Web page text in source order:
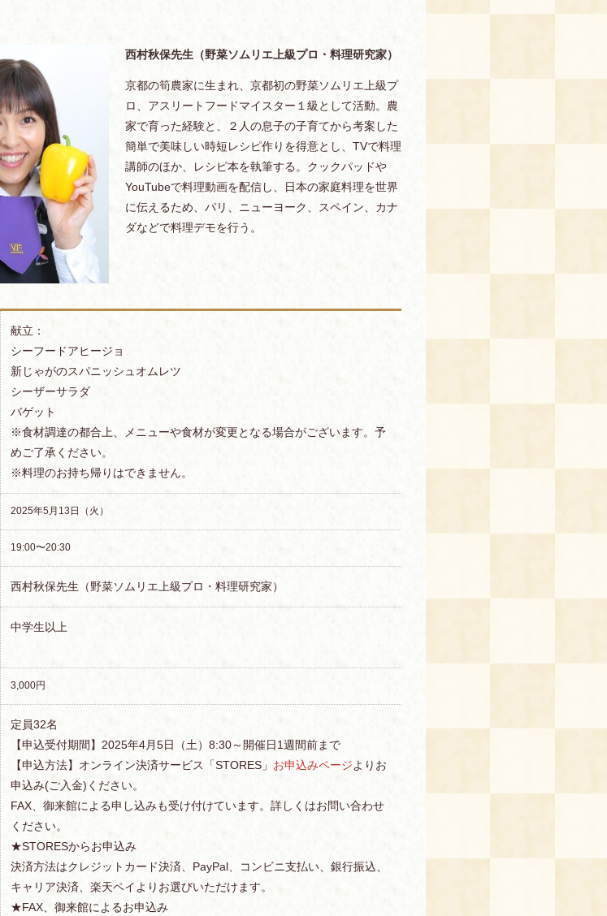
西村秋保先生（野菜ソムリエ上級プロ・料理研究家）
京都の筍農家に生まれ、京都初の野菜ソムリエ上級プ
ロ、アスリートフードマイスター１級として活動。農
家で育った経験と、２人の息子の子育てから考案した
簡単で美味しい時短レシピ作りを得意とし、TVで料理
講師のほか、レシピ本を執筆する。クックパッドや
YouTubeで料理動画を配信し、日本の家庭料理を世界
に伝えるため、パリ、ニューヨーク、スペイン、カナ
ダなどで料理デモを行う。
献立：
シーフードアヒージョ
新じゃがのスパニッシュオムレツ
シーザーサラダ
バゲット
※食材調達の都合上、メニューや食材が変更となる場合がございます。予
めご了承ください。
※料理のお持ち帰りはできません。
2025年5月13日（火）
19:00〜20:30
西村秋保先生（野菜ソムリエ上級プロ・料理研究家）
中学生以上
3,000円
定員32名
【申込受付期間】2025年4月5日（土）8:30～開催日1週間前まで
【申込方法】オンライン決済サービス「STORES」 お申込みページよりお
申込み(ご入金)ください。
FAX、御来館による申し込みも受け付けています。詳しくはお問い合わせ
ください。
★STORESからお申込み
決済方法はクレジットカード決済、PayPal、コンビニ支払い、銀行振込、
キャリア決済、楽天ペイよりお選びいただけます。
★FAX、御来館によるお申込み